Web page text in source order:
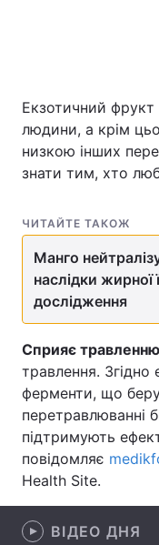
Головна
Україна
Економіка
Спорт
Техно і зв'язок
Зброя
Здоров'я
Екологія
Лонгріди
Відео з Youtube
Екзотичний фрукт
людини, а крім
низкою інших
знати тим, хто
ЧИТАЙТЕ ТАКОЖ
Манго
наслідки жирної
дослідження
Сприяє травленню
травлення.
ферменти, що
перетравлюванні
підтримують
повідомляє
Health Site.
ВІДЕО ДНЯ